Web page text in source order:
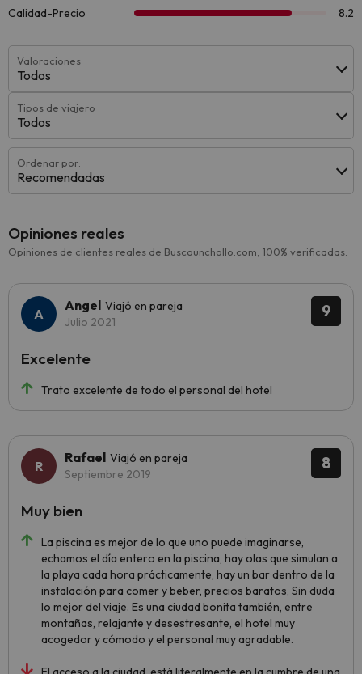
Valoraciones
Todos
Tipos de viajero
Todos
Ordenar por:
Recomendadas
Opiniones reales
Opiniones de clientes reales de Buscounchollo.com, 100% verificadas.
9
Angel Viajó en pareja
Julio 2021
Trato excelente de todo el personal del hotel
Excelente
8
Rafael Viajó en pareja
Septiembre 2019
La piscina es mejor de lo que uno puede imaginarse,
echamos el día entero en la piscina, hay olas que simulan a
la playa cada hora prácticamente, hay un bar dentro de la
instalación para comer y beber, precios baratos, Sin duda
lo mejor del viaje. Es una ciudad bonita también, entre
montañas, relajante y desestresante, el hotel muy
acogedor y cómodo y el personal muy agradable.
Muy bien